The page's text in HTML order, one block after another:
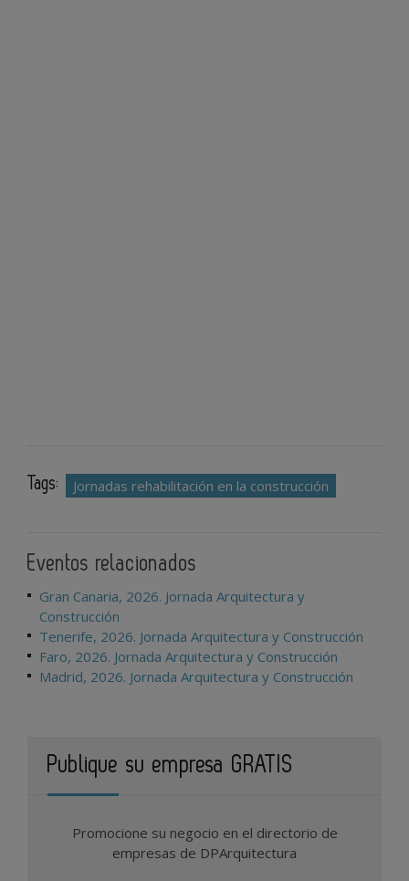
Tags: Jornadas rehabilitación en la construcción
Eventos relacionados
Gran Canaria, 2026. Jornada Arquitectura y
Construcción
Tenerife, 2026. Jornada Arquitectura y Construcción
Faro, 2026. Jornada Arquitectura y Construcción
Madrid, 2026. Jornada Arquitectura y Construcción
Publique su empresa GRATIS
Promocione su negocio en el directorio de
empresas de DPArquitectura